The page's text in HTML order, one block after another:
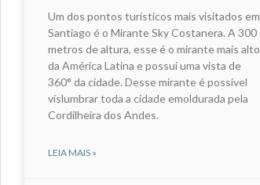
Um dos pontos turísticos mais visitados em
Santiago é o Mirante Sky Costanera. A 300
metros de altura, esse é o mirante mais alto
da América Latina e possui uma vista de
360° da cidade. Desse mirante é possível
vislumbrar toda a cidade emoldurada pela
Cordilheira dos Andes.
LEIA MAIS »